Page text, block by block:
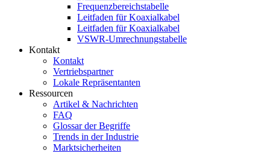
Frequenzbereichstabelle
Leitfaden für Koaxialkabel
Leitfaden für Koaxialkabel
VSWR-Umrechnungstabelle
Kontakt
Kontakt
Vertriebspartner
Lokale Repräsentanten
Ressourcen
Artikel & Nachrichten
FAQ
Glossar der Begriffe
Trends in der Industrie
Marktsicherheiten